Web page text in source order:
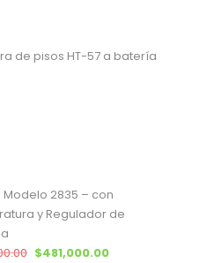
de pisos HT-57 a batería
Modelo 2835 – con
y Regulador de
El precio original era:
$481,000.00